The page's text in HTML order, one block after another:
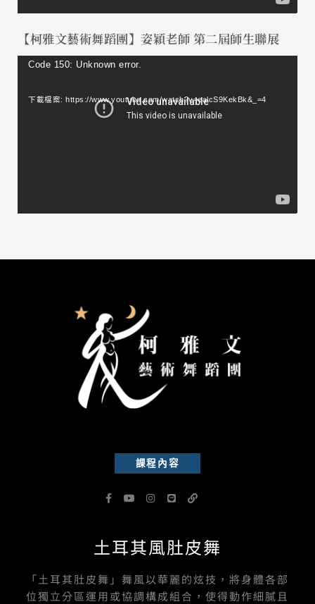
【柯雅文藝術舞蹈團】姿穎老師 第二屆師生聯展
視Code 150: Unknown error.
下載檔案: https://www.youtube.com/watch?v=ealcS9KekBk&_=4
課程內容
F
a
o
o
f
Y
o
b
e
I
n
g
r
L
i
L
i
土耳其風肚皮舞
「土耳其肚皮舞」舞風以華麗的炫技，將身體各部
位獨立分區運用或協調構成組合，使得動作細膩且